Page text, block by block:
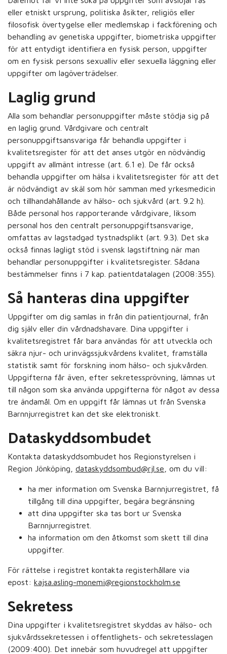
eller etniskt ursprung, politiska åsikter, religiös eller
filosofisk övertygelse eller medlemskap i fackförening och
behandling av genetiska uppgifter, biometriska uppgifter
för att entydigt identifiera en fysisk person, uppgifter
om en fysisk persons sexualliv eller sexuella läggning eller
uppgifter om lagöverträdelser.
Laglig grund
Alla som behandlar personuppgifter måste stödja sig på
en laglig grund. Vårdgivare och centralt
personuppgiftsansvariga får behandla uppgifter i
kvalitetsregister för att det anses utgör en nödvändig
uppgift av allmänt intresse (art. 6.1 e). De får också
behandla uppgifter om hälsa i kvalitetsregister för att det
är nödvändigt av skäl som hör samman med yrkesmedicin
och tillhandahållande av hälso- och sjukvård (art. 9.2 h).
Både personal hos rapporterande vårdgivare, liksom
personal hos den centralt personuppgiftsansvarige,
omfattas av lagstadgad tystnadsplikt (art. 9.3). Det ska
också finnas lagligt stöd i svensk lagstiftning när man
behandlar personuppgifter i kvalitetsregister. Sådana
bestämmelser finns i 7 kap. patientdatalagen (2008:355).
Så hanteras dina uppgifter
Uppgifter om dig samlas in från din patientjournal, från
dig själv eller din vårdnadshavare. Dina uppgifter i
kvalitetsregistret får bara användas för att utveckla och
säkra njur- och urinvägssjukvårdens kvalitet, framställa
statistik samt för forskning inom hälso- och sjukvården.
Uppgifterna får även, efter sekretessprövning, lämnas ut
till någon som ska använda uppgifterna för något av dessa
tre ändamål. Om en uppgift får lämnas ut från Svenska
Barnnjurregistret kan det ske elektroniskt.
Dataskyddsombudet
Kontakta dataskyddsombudet hos Regionstyrelsen i
Region Jönköping, dataskyddsombud@rjl.se , om du vill:
ha mer information om Svenska Barnnjurregistret, få
tillgång till dina uppgifter, begära begränsning
att dina uppgifter ska tas bort ur Svenska
Barnnjurregistret.
ha information om den åtkomst som skett till dina
uppgifter.
För rättelse i registret kontakta registerhållare via
epost: kajsa.asling-monemi@regionstockholm.se
Sekretess
Dina uppgifter i kvalitetsregistret skyddas av hälso- och
sjukvårdssekretessen i offentlighets- och sekretesslagen
(2009:400). Det innebär som huvudregel att uppgifter